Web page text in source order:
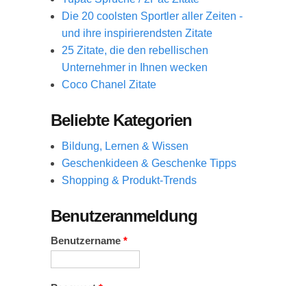
Die 20 coolsten Sportler aller Zeiten -
und ihre inspirierendsten Zitate
25 Zitate, die den rebellischen
Unternehmer in Ihnen wecken
Coco Chanel Zitate
Beliebte Kategorien
Bildung, Lernen & Wissen
Geschenkideen & Geschenke Tipps
Shopping & Produkt-Trends
Benutzeranmeldung
Benutzername *